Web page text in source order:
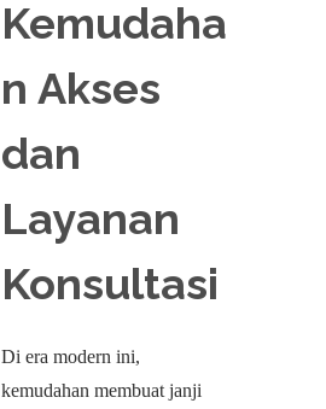
Kemudaha
n Akses
dan
Layanan
Konsultasi
Di era modern ini,
kemudahan membuat janji